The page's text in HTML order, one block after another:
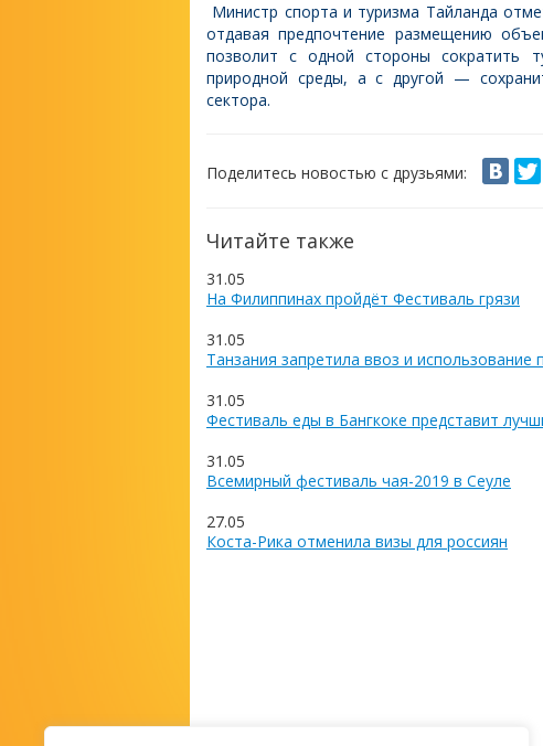
Министр спорта и туризма Тайланда
отдавая предпочтение размещению
позволит с одной стороны сократить
природной среды, а с другой —
сектора.
Поделитесь новостью с друзьями:
Читайте также
31.05
На Филиппинах пройдёт Фестиваль грязи
31.05
Танзания запретила ввоз и использование
31.05
Фестиваль еды в Бангкоке представит
31.05
Всемирный фестиваль чая-2019 в Сеуле
27.05
Коста-Рика отменила визы для россиян